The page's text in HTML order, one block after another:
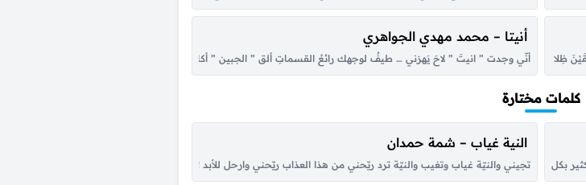
ظِلا في غديرٍ مُّرقرَقٍ ضَحْضاحِ بينَ عينيكِ نُهبةً للرياح وغياضُ المُروج أهدَتكِ طَلا إن هذا الطيرَ البليلَ الجَناحِ المُدوِّي على مُتونِ
أنيتا – محمد مهدي الجواهري
أنّي وجدت ” انيتَ ” لاحَ يَهزني … طيفٌ لوجهك رائعُ القسماتِ ألق ” الجبين ” أكاد أمسح سطحه … بفمي ، وأنِشق عِطرَه
كلمات مختارة
بكل هونٍ وبسجا أغيد سكن وادي الرشا تعشقه احروف الهجا والحب له جرحٍ خطير هو كل كلي يوم جا وله غرامٍ بي نشا و لا بدى بدر...
النية غياب – شمة حمدان
تجيني والنيّة غياب وتغيب والنيّة ترد ريّحني من هذا العذاب ريّحني وارحل للأبد !! الوقت ما يحسب حساب يمضي .. ونمضي به